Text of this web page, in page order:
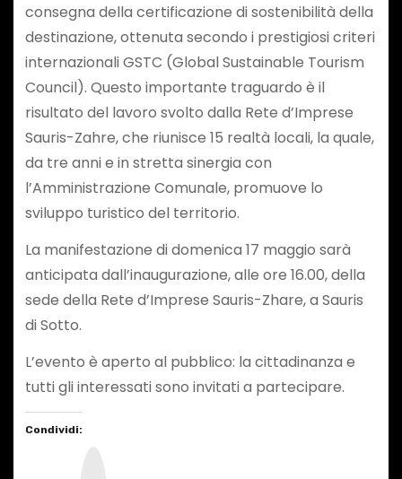
consegna della certificazione di sostenibilità della
destinazione, ottenuta secondo i prestigiosi criteri
internazionali GSTC (Global Sustainable Tourism
Council). Questo importante traguardo è il
risultato del lavoro svolto dalla Rete d’Imprese
Sauris-Zahre, che riunisce 15 realtà locali, la quale,
da tre anni e in stretta sinergia con
l’Amministrazione Comunale, promuove lo
sviluppo turistico del territorio.
La manifestazione di domenica 17 maggio sarà
anticipata dall’inaugurazione, alle ore 16.00, della
sede della Rete d’Imprese Sauris-Zhare, a Sauris
di Sotto.
L’evento è aperto al pubblico: la cittadinanza e
tutti gli interessati sono invitati a partecipare.
Condividi: